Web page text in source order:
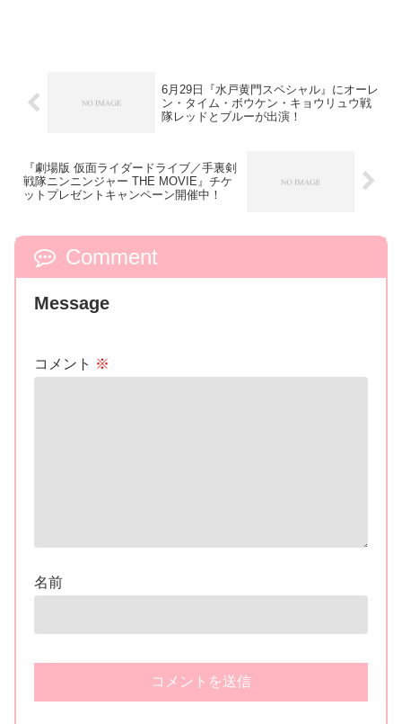
6月29日『水戸黄門スペシャル』にオーレ
ン・タイム・ボウケン・キョウリュウ戦
隊レッドとブルーが出演！
『劇場版 仮面ライダードライブ／手裏剣
戦隊ニンニンジャー THE MOVIE』チケ
ットプレゼントキャンペーン開催中！
Comment
Message
コメント ※
名前